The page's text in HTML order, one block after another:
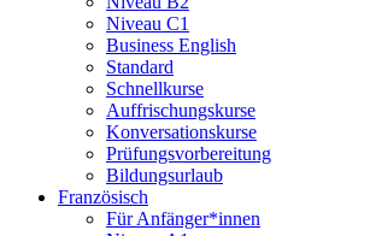
Niveau C1
Business English
Standard
Schnellkurse
Auffrischungskurse
Konversationskurse
Prüfungsvorbereitung
Bildungsurlaub
Französisch
Für Anfänger*innen